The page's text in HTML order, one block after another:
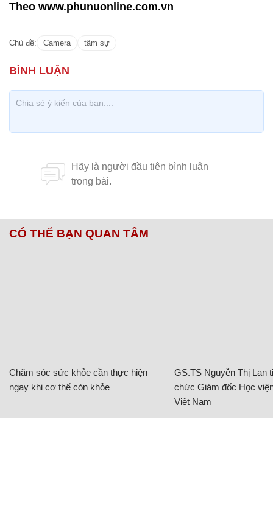
Theo www.phunuonline.com.vn
Chủ đề: Camera tâm sự
CÓ THỂ BẠN QUAN TÂM
Chăm sóc sức khỏe cần thực hiện
ngay khi cơ thể còn khỏe
GS.TS Nguyễn Thị Lan
chức Giám đốc Học
Việt Nam